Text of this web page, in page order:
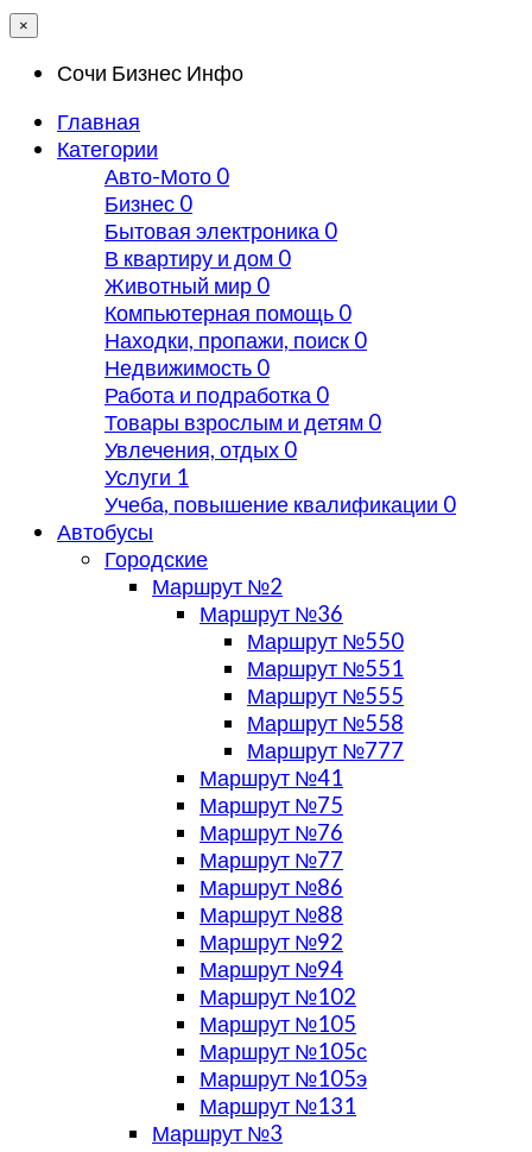
×
Сочи Бизнес Инфо
Главная
Категории
Авто-Мото 0
Бизнес 0
Бытовая электроника 0
В квартиру и дом 0
Животный мир 0
Компьютерная помощь 0
Находки, пропажи, поиск 0
Недвижимость 0
Работа и подработка 0
Товары взрослым и детям 0
Увлечения, отдых 0
Услуги 1
Учеба, повышение квалификации 0
Автобусы
Городские
Маршрут №2
Маршрут №36
Маршрут №550
Маршрут №551
Маршрут №555
Маршрут №558
Маршрут №777
Маршрут №41
Маршрут №75
Маршрут №76
Маршрут №77
Маршрут №86
Маршрут №88
Маршрут №92
Маршрут №94
Маршрут №102
Маршрут №105
Маршрут №105с
Маршрут №105э
Маршрут №131
Маршрут №3